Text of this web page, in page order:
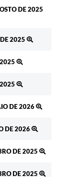
DE 2025
2025
DE 2026
DE 2026
DE 2025
DE 2025